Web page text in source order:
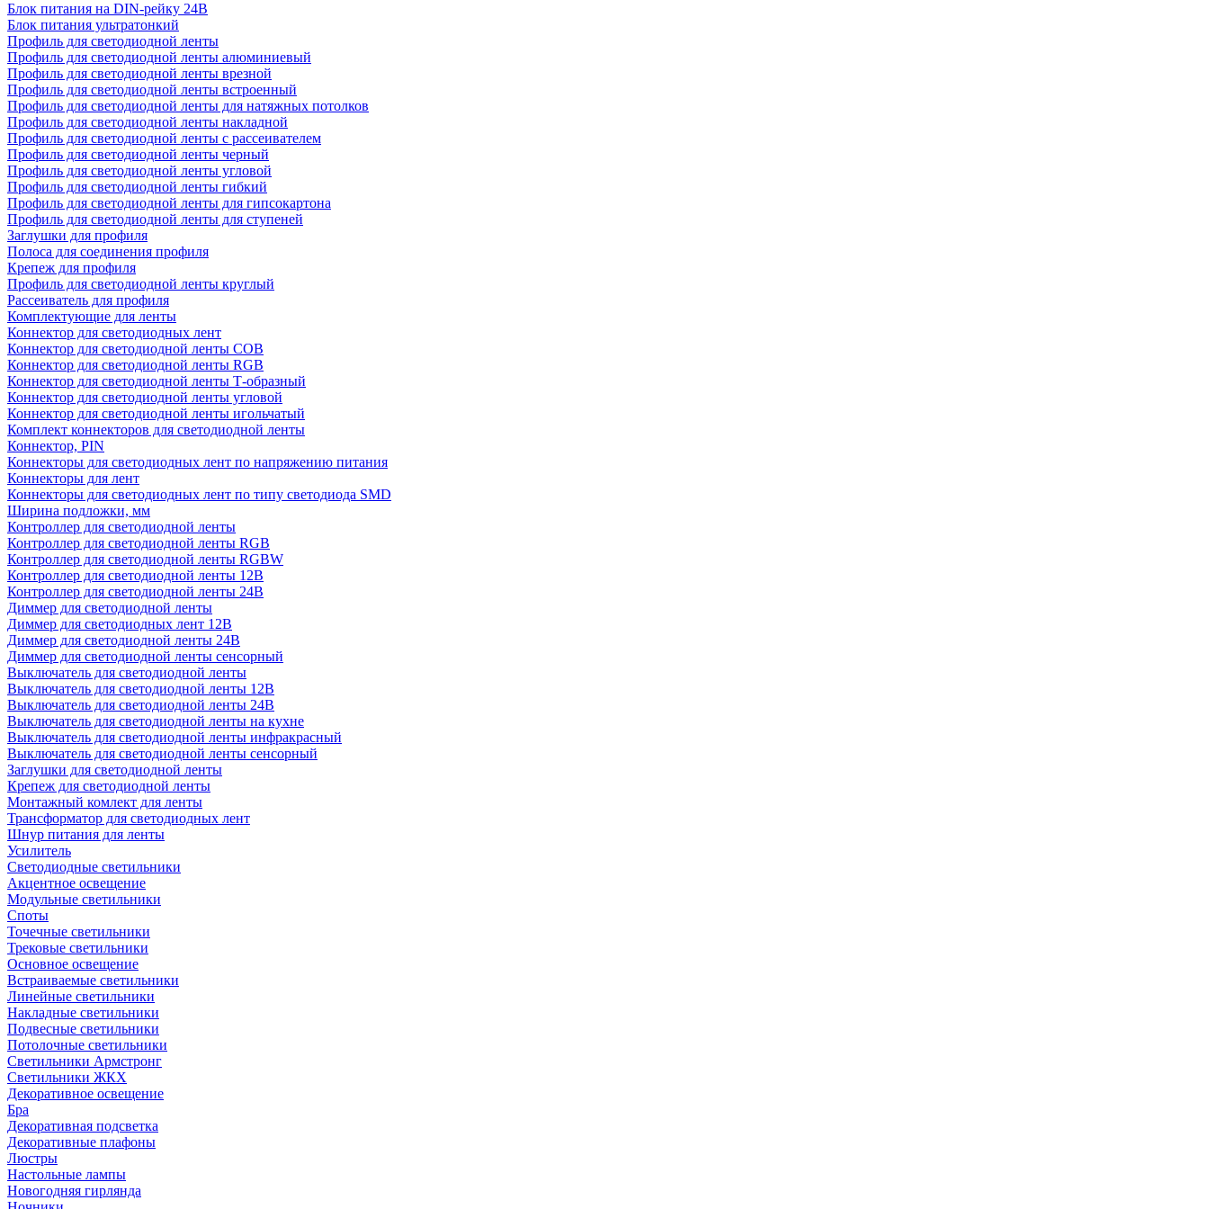
Блок питания на DIN-рейку 24В
Блок питания ультратонкий
Профиль для светодиодной ленты
Профиль для светодиодной ленты алюминиевый
Профиль для светодиодной ленты врезной
Профиль для светодиодной ленты встроенный
Профиль для светодиодной ленты для натяжных потолков
Профиль для светодиодной ленты накладной
Профиль для светодиодной ленты с рассеивателем
Профиль для светодиодной ленты черный
Профиль для светодиодной ленты угловой
Профиль для светодиодной ленты гибкий
Профиль для светодиодной ленты для гипсокартона
Профиль для светодиодной ленты для ступеней
Заглушки для профиля
Полоса для соединения профиля
Крепеж для профиля
Профиль для светодиодной ленты круглый
Рассеиватель для профиля
Комплектующие для ленты
Коннектор для светодиодных лент
Коннектор для светодиодной ленты COB
Коннектор для светодиодной ленты RGB
Коннектор для светодиодной ленты Т-образный
Коннектор для светодиодной ленты угловой
Коннектор для светодиодной ленты игольчатый
Комплект коннекторов для светодиодной ленты
Коннектор, PIN
Коннекторы для светодиодных лент по напряжению питания
Коннекторы для лент
Коннекторы для светодиодных лент по типу светодиода SMD
Ширина подложки, мм
Контроллер для светодиодной ленты
Контроллер для светодиодной ленты RGB
Контроллер для светодиодной ленты RGBW
Контроллер для светодиодной ленты 12В
Контроллер для светодиодной ленты 24В
Диммер для светодиодной ленты
Диммер для светодиодных лент 12В
Диммер для светодиодной ленты 24В
Диммер для светодиодной ленты сенсорный
Выключатель для светодиодной ленты
Выключатель для светодиодной ленты 12В
Выключатель для светодиодной ленты 24В
Выключатель для светодиодной ленты на кухне
Выключатель для светодиодной ленты инфракрасный
Выключатель для светодиодной ленты сенсорный
Заглушки для светодиодной ленты
Крепеж для светодиодной ленты
Монтажный комлект для ленты
Трансформатор для светодиодных лент
Шнур питания для ленты
Усилитель
Светодиодные светильники
Акцентное освещение
Модульные светильники
Споты
Точечные светильники
Трековые светильники
Основное освещение
Встраиваемые светильники
Линейные светильники
Накладные светильники
Подвесные светильники
Потолочные светильники
Светильники Армстронг
Светильники ЖКХ
Декоративное освещение
Бра
Декоративная подсветка
Декоративные плафоны
Люстры
Настольные лампы
Новогодняя гирлянда